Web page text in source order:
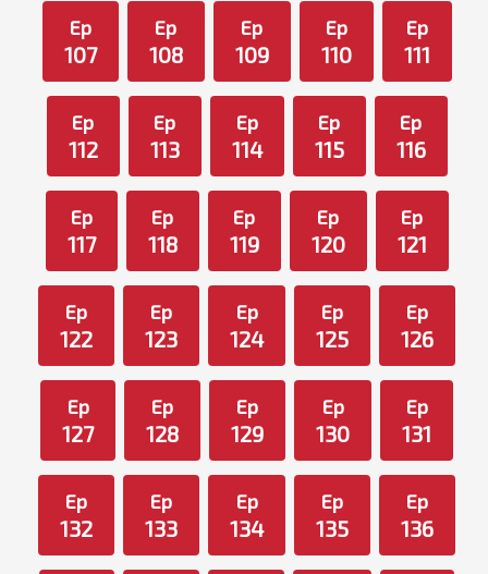
Ep
107
Ep
108
Ep
109
Ep
110
Ep
111
Ep
112
Ep
113
Ep
114
Ep
115
Ep
116
Ep
117
Ep
118
Ep
119
Ep
120
Ep
121
Ep
122
Ep
123
Ep
124
Ep
125
Ep
126
Ep
127
Ep
128
Ep
129
Ep
130
Ep
131
Ep
132
Ep
133
Ep
134
Ep
135
Ep
136